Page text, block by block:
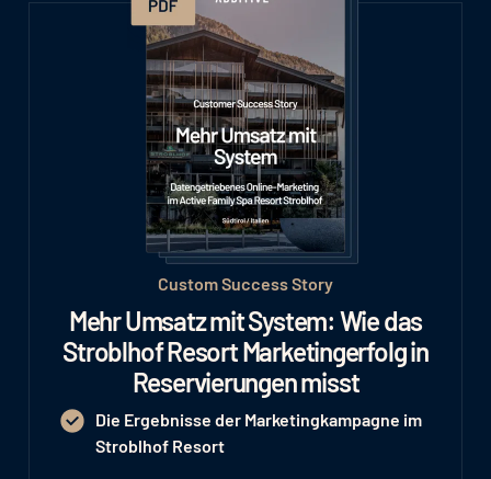
Custom Success Story
Mehr Umsatz mit System: Wie das
Stroblhof Resort Marketingerfolg in
Reservierungen misst
Die Ergebnisse der Marketingkampagne im
Stroblhof Resort